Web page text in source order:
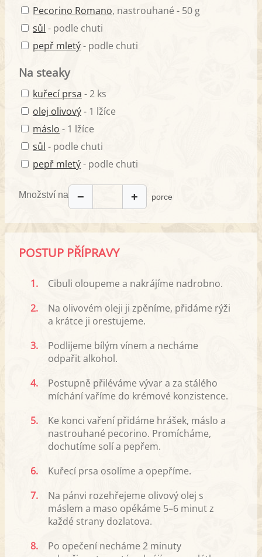
Pecorino Romano, nastrouhané - 50 g
sůl - podle chuti
pepř mletý- podle chuti
Na steaky
kuřecí prsa - 2 ks
olej olivový- 1 lžíce
máslo - 1 lžíce
sůl - podle chuti
pepř mletý- podle chuti
Množství na − + porce
POSTUP PŘÍPRAVY
1.
Cibuli oloupeme a nakrájíme nadrobno.
2.
Na olivovém oleji ji zpěníme, přidáme rýži
a krátce ji orestujeme.
3.
Podlijeme bílým vínem a necháme
odpařit alkohol.
4.
Postupně přiléváme vývar a za stálého
míchání vaříme do krémové konzistence.
5.
Ke konci vaření přidáme hrášek, máslo a
nastrouhané pecorino. Promícháme,
dochutíme solí a pepřem.
6.
Kuřecí prsa osolíme a opepříme.
7.
Na pánvi rozehřejeme olivový olej s
máslem a maso opékáme 5–6 minut z
každé strany dozlatova.
8.
Po opečení necháme 2 minuty